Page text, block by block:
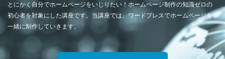
とにかく自分でホームページをいじりたい！ホームページ制作の知識ゼロの
初心者を対象にした講座です。当講座では、ワードプレスでホームページを
一緒に制作していきます。